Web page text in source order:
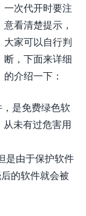
一次代开时要注
意看清楚提示，
大家可以自行判
断，下面来详细
的介绍一下：
是免费绿色软
未有过危害用
是由于保护软件
的软件就会被